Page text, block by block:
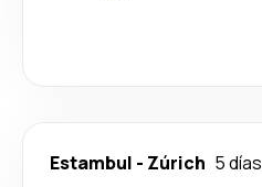
Estambul - Zúrich 5 días